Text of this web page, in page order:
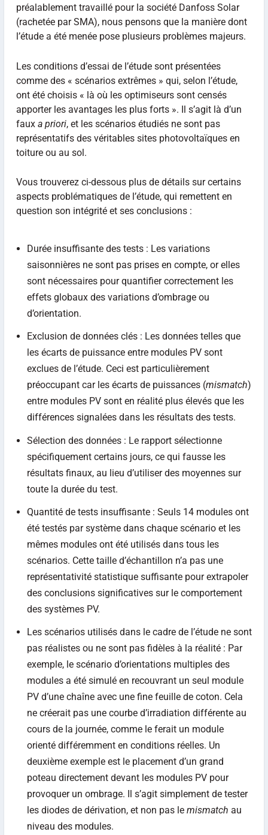
préalablement travaillé pour la société Danfoss Solar
(rachetée par SMA), nous pensons que la manière dont
l’étude a été menée pose plusieurs problèmes majeurs.
Les conditions d’essai de l’étude sont présentées
comme des « scénarios extrêmes » qui, selon l’étude,
ont été choisis « là où les optimiseurs sont censés
apporter les avantages les plus forts ». Il s’agit là d’un
faux a priori, et les scénarios étudiés ne sont pas
représentatifs des véritables sites photovoltaïques en
toiture ou au sol.
Vous trouverez ci-dessous plus de détails sur certains
aspects problématiques de l’étude, qui remettent en
question son intégrité et ses conclusions :
Durée insuffisante des tests : Les variations
saisonnières ne sont pas prises en compte, or elles
sont nécessaires pour quantifier correctement les
effets globaux des variations d’ombrage ou
d’orientation.
Exclusion de données clés : Les données telles que
les écarts de puissance entre modules PV sont
exclues de l’étude. Ceci est particulièrement
préoccupant car les écarts de puissances (mismatch)
entre modules PV sont en réalité plus élevés que les
différences signalées dans les résultats des tests.
Sélection des données : Le rapport sélectionne
spécifiquement certains jours, ce qui fausse les
résultats finaux, au lieu d’utiliser des moyennes sur
toute la durée du test.
Quantité de tests insuffisante : Seuls 14 modules ont
été testés par système dans chaque scénario et les
mêmes modules ont été utilisés dans tous les
scénarios. Cette taille d’échantillon n’a pas une
représentativité statistique suffisante pour extrapoler
des conclusions significatives sur le comportement
des systèmes PV.
Les scénarios utilisés dans le cadre de l’étude ne sont
pas réalistes ou ne sont pas fidèles à la réalité : Par
exemple, le scénario d’orientations multiples des
modules a été simulé en recouvrant un seul module
PV d’une chaîne avec une fine feuille de coton. Cela
ne créerait pas une courbe d’irradiation différente au
cours de la journée, comme le ferait un module
orienté différemment en conditions réelles. Un
deuxième exemple est le placement d’un grand
poteau directement devant les modules PV pour
provoquer un ombrage. Il s’agit simplement de tester
les diodes de dérivation, et non pas le mismatch au
niveau des modules.